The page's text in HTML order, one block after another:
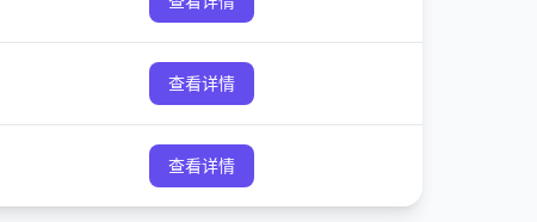
查看详情
查看详情